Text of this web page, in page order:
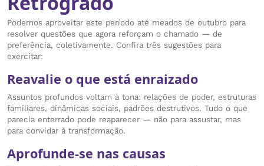
Podemos aproveitar este período até meados de outubro para
resolver questões que agora reforçam o chamado — de
preferência, coletivamente. Confira três sugestões para
exercitar:
Reavalie o que está enraizado
Assuntos profundos voltam à tona: relações de poder, estruturas
familiares, dinâmicas sociais, padrões destrutivos. Tudo o que
parecia enterrado pode reaparecer — não para assustar, mas
para convidar à transformação.
Aprofunde-se nas causas